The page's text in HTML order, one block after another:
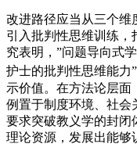
改进路径应当从三个维
引入批判性思维训练，
究表明，”问题导向式
护士的批判性思维能力”
示价值。在方法论层面
例置于制度环境、社会
要求突破教义学的封闭
理论资源，发展出能够